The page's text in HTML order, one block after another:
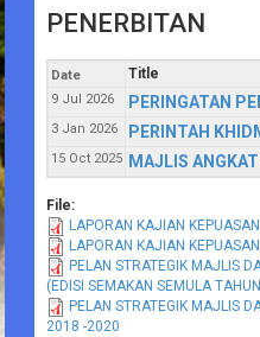
PENERBITAN
Date Title
9 Jul 2026 PERINGATAN
3 Jan 2026 PERINTAH
15 Oct 2025 MAJLIS
File:
LAPORAN KAJIAN
LAPORAN KAJIAN
PELAN STRATEGIK MAJLIS
(EDISI SEMAKAN SEMULA
PELAN STRATEGIK MAJLIS
2018 -2020